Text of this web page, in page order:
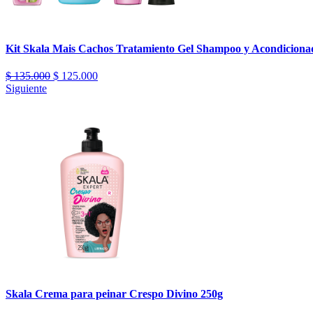
Kit Skala Mais Cachos Tratamiento Gel Shampoo y
$135.000 $ 125.000
Siguiente
Skala Crema para peinar Crespo Divino 250g